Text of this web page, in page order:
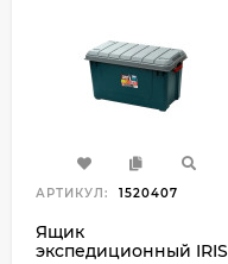
АРТИКУЛ: 1520407
Ящик
экспедиционный IRIS